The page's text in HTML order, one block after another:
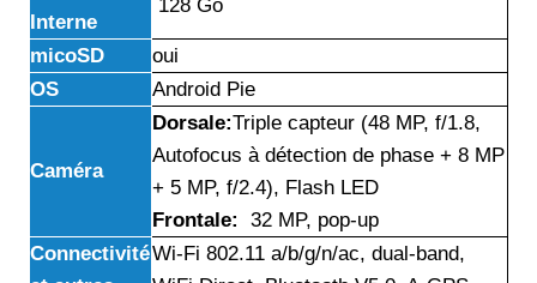
Interne
128 Go
micoSD
oui
OS
Android Pie
Caméra
Dorsale:Triple capteur (48 MP, f/1.8,
Autofocus à détection de phase + 8 MP
+ 5 MP, f/2.4), Flash LED
Frontale:
32 MP, pop-up
ConnectivitéWi-Fi 802.11 a/b/g/n/ac, dual-band,